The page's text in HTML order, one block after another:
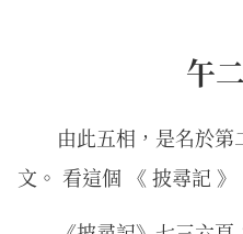
午
由此五相，是名於
文。 看這個 《 披尋記 》